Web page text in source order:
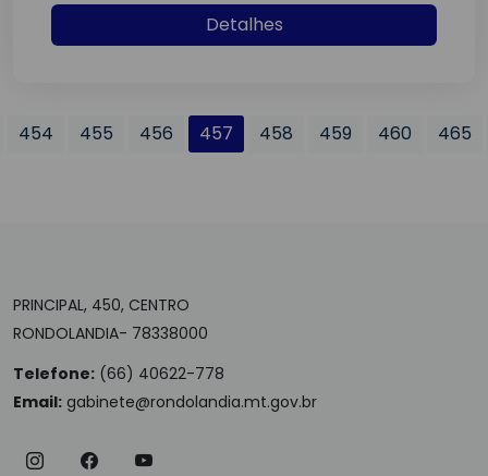
Detalhes
454 455 456 457 458 459 460 465
PRINCIPAL, 450, CENTRO
RONDOLANDIA- 78338000
Telefone: (66) 40622-778
Email: gabinete@rondolandia.mt.gov.br